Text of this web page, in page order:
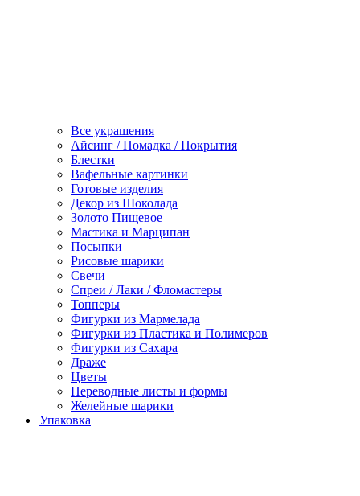
Все украшения
Айсинг / Помадка / Покрытия
Блестки
Вафельные картинки
Готовые изделия
Декор из Шоколада
Золото Пищевое
Мастика и Марципан
Посыпки
Рисовые шарики
Свечи
Спреи / Лаки / Фломастеры
Топперы
Фигурки из Мармелада
Фигурки из Пластика и Полимеров
Фигурки из Сахара
Драже
Цветы
Переводные листы и формы
Желейные шарики
Упаковка